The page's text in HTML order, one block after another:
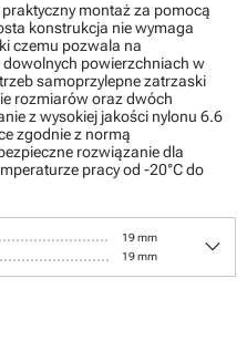
montaż za pomocą
konstrukcja nie wymaga
czemu pozwala na
powierzchniach w
samoprzylepne zatrzaski
rozmiarów oraz dwóch
z wysokiej jakości nylonu 6.6
zgodnie z normą
rozwiązanie dla
pracy od -20°C do
19 mm
19 mm keyboard_arrow_down